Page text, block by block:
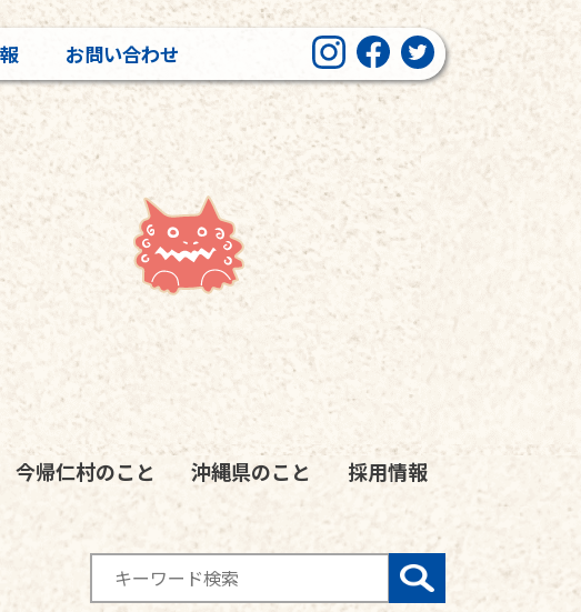
お問い合わせ
今帰仁村のこと 沖縄県のこと 採用情報